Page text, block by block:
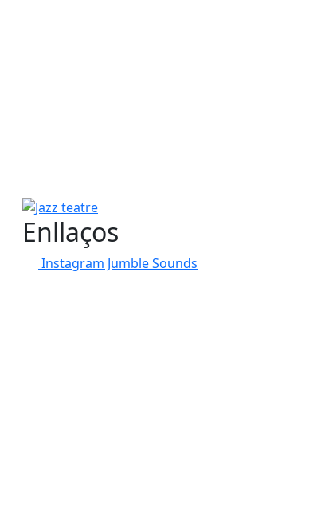
Jazz teatre
Enllaços
Instagram Jumble Sounds